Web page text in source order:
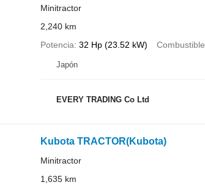
Minitractor
2,240 km
Potencia 32 Hp (23.52 kW) Combustible
Japón
EVERY TRADING Co Ltd
Kubota TRACTOR(Kubota)
Minitractor
1,635 km